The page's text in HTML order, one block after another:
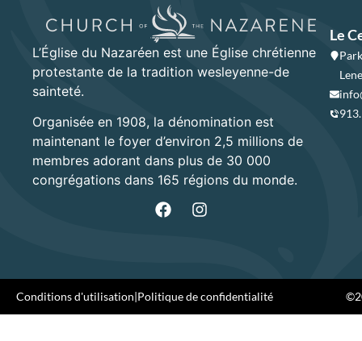
L’Église du Nazaréen est une Église chrétienne
protestante de la tradition wesleyenne-de
sainteté.
Organisée en 1908, la dénomination est
maintenant le foyer d’environ 2,5 millions de
membres adorant dans plus de 30 000
congrégations dans 165 régions du monde.
Le
Conditions d'utilisation|Politique de confidentialité